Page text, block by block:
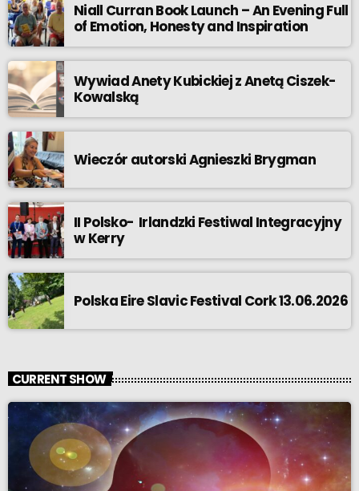
Niall Curran Book Launch – An Evening Full
of Emotion, Honesty and Inspiration
Wywiad Anety Kubickiej z Anetą Ciszek-
Kowalską
Wieczór autorski Agnieszki Brygman
II Polsko- Irlandzki Festiwal Integracyjny
w Kerry
Polska Eire Slavic Festival Cork 13.06.2026
CURRENT SHOW